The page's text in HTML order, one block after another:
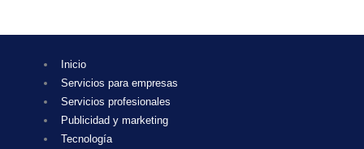
Inicio
Servicios para empresas
Servicios profesionales
Publicidad y marketing
Tecnología